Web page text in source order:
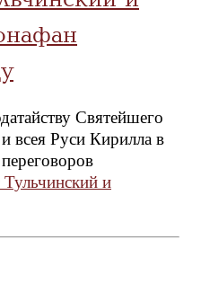
Святейшего
всея Руси Кирилла в
и